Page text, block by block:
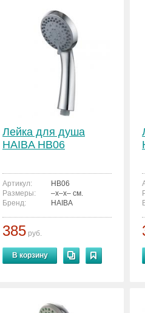
Лейка для душа
HAIBA HB06
Артикул:
HB06
Размеры:
–x–x– см.
Бренд:
HAIBA
385 руб.
В корзину